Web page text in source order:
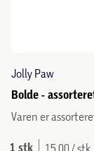
Jolly Paw
Bolde -
Varen er
1 stk 15,00 / stk